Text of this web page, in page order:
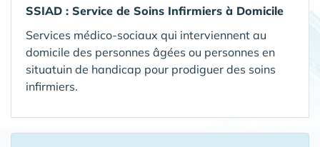
SSIAD : Service de Soins Infirmiers à Domicile
Services médico-sociaux qui interviennent au
domicile des personnes âgées ou personnes en
situatuin de handicap pour prodiguer des soins
infirmiers.